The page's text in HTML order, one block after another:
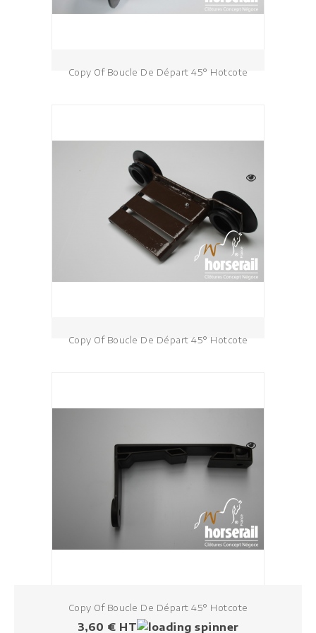
Copy Of Boucle De Départ 45° Hotcote
Copy Of Boucle De Départ 45° Hotcote
Copy Of Boucle De Départ 45° Hotcote
Prezzo
3,60 € HT